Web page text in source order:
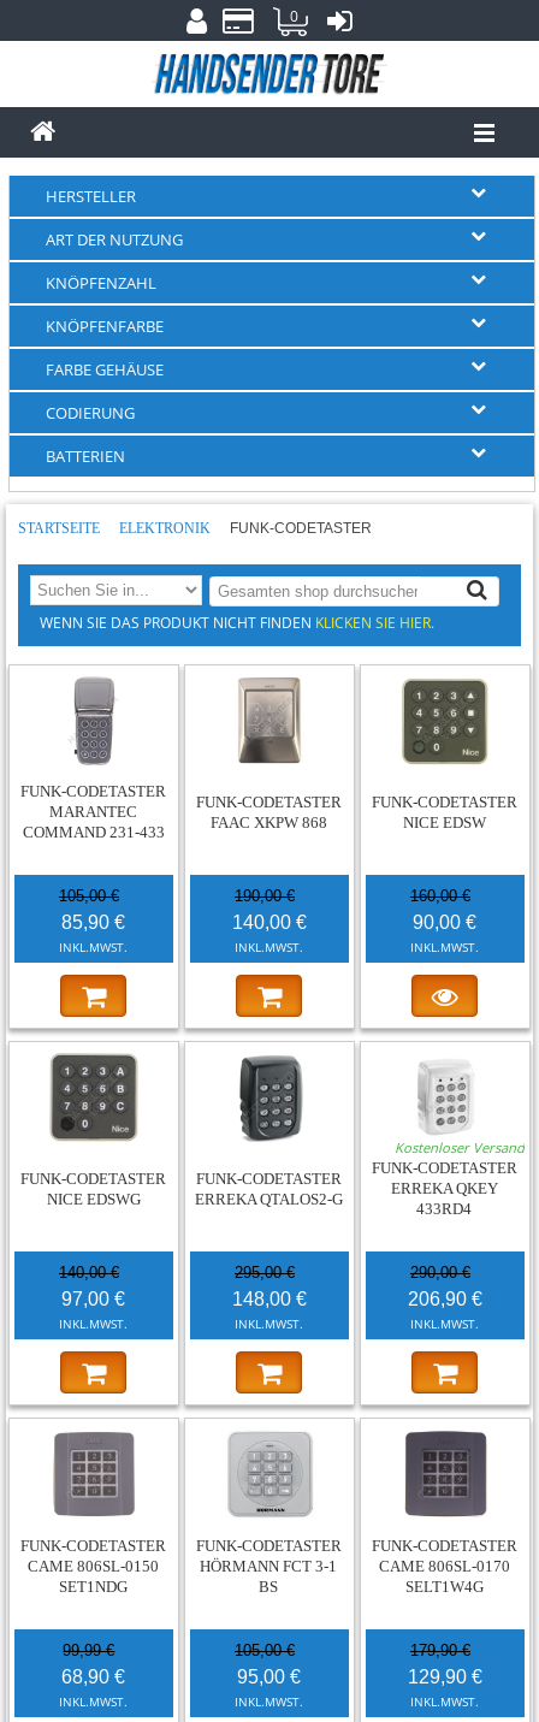
0
HERSTELLER
ART DER NUTZUNG
KNÖPFENZAHL
KNÖPFENFARBE
FARBE GEHÄUSE
CODIERUNG
BATTERIEN
STARTSEITE ELEKTRONIK FUNK-CODETASTER
WENN SIE DAS PRODUKT NICHT FINDEN KLICKEN SIE HIER.
FUNK-CODETASTER
MARANTEC
COMMAND 231-433
105,00 €
85,90 €
INKL.MWST.
FUNK-CODETASTER
FAAC XKPW 868
190,00 €
140,00 €
INKL.MWST.
FUNK-CODETASTER
NICE EDSW
160,00 €
90,00 €
INKL.MWST.
FUNK-CODETASTER
NICE EDSWG
140,00 €
97,00 €
INKL.MWST.
FUNK-CODETASTER
ERREKA QTALOS2-G
295,00 €
148,00 €
INKL.MWST.
Kostenloser Versand
FUNK-CODETASTER
ERREKA QKEY
433RD4
290,00 €
206,90 €
INKL.MWST.
FUNK-CODETASTER
CAME 806SL-0150
SET1NDG
99,99 €
68,90 €
INKL.MWST.
FUNK-CODETASTER
HÖRMANN FCT 3-1
BS
105,00 €
95,00 €
INKL.MWST.
FUNK-CODETASTER
CAME 806SL-0170
SELT1W4G
179,90 €
129,90 €
INKL.MWST.